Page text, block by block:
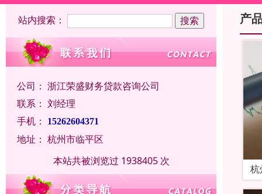
站内搜索：
公司： 浙江荣盛财务贷款咨询公司
联系： 刘经理
手机：
15262604371
地址： 杭州市临平区
本站共被浏览过 1938405 次
产
杭